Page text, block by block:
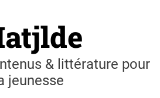
& littérature pour
jeunesse